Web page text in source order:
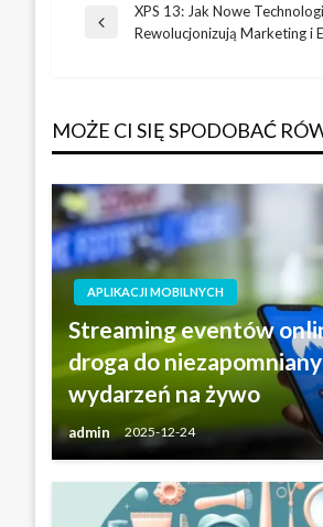
Nawigacja
Poprzedni
XPS 13: Jak Nowe
Rewolucjonizują Marketing i
MOŻE CI SIĘ SPODOBAĆ
APLIKACJI MOBILNYCH
Streaming eventów
droga do
wydarzeń na żywo
admin 2025-12-24